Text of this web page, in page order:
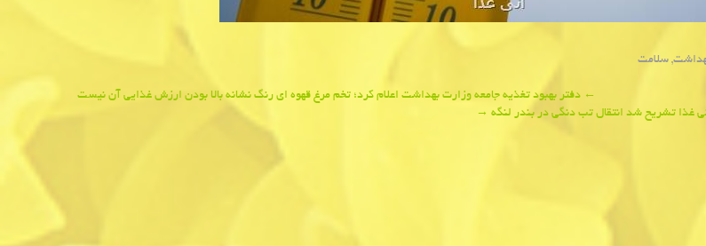
, سلامت
← دفتر بهبود تغذیه جامعه وزارت بهداشت اعلام كرد؛ تخم مرغ قهوه ای رنگ نشانه بالا بودن ارزش غذایی آن نیست
غذا تشریح شد انتقال تب دنگی در بندر لنگه →